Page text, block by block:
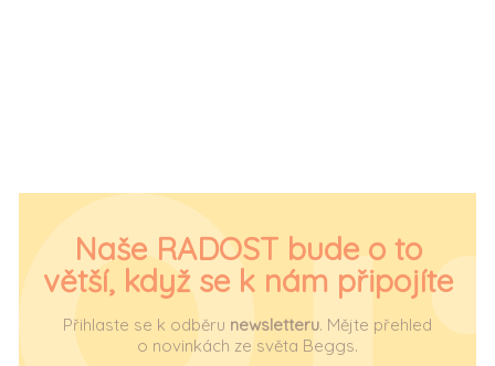
Naše RADOST bude o to
větší, když se k nám připojíte
Přihlaste se k odběru newsletteru. Mějte přehled
o novinkách ze světa Beggs.